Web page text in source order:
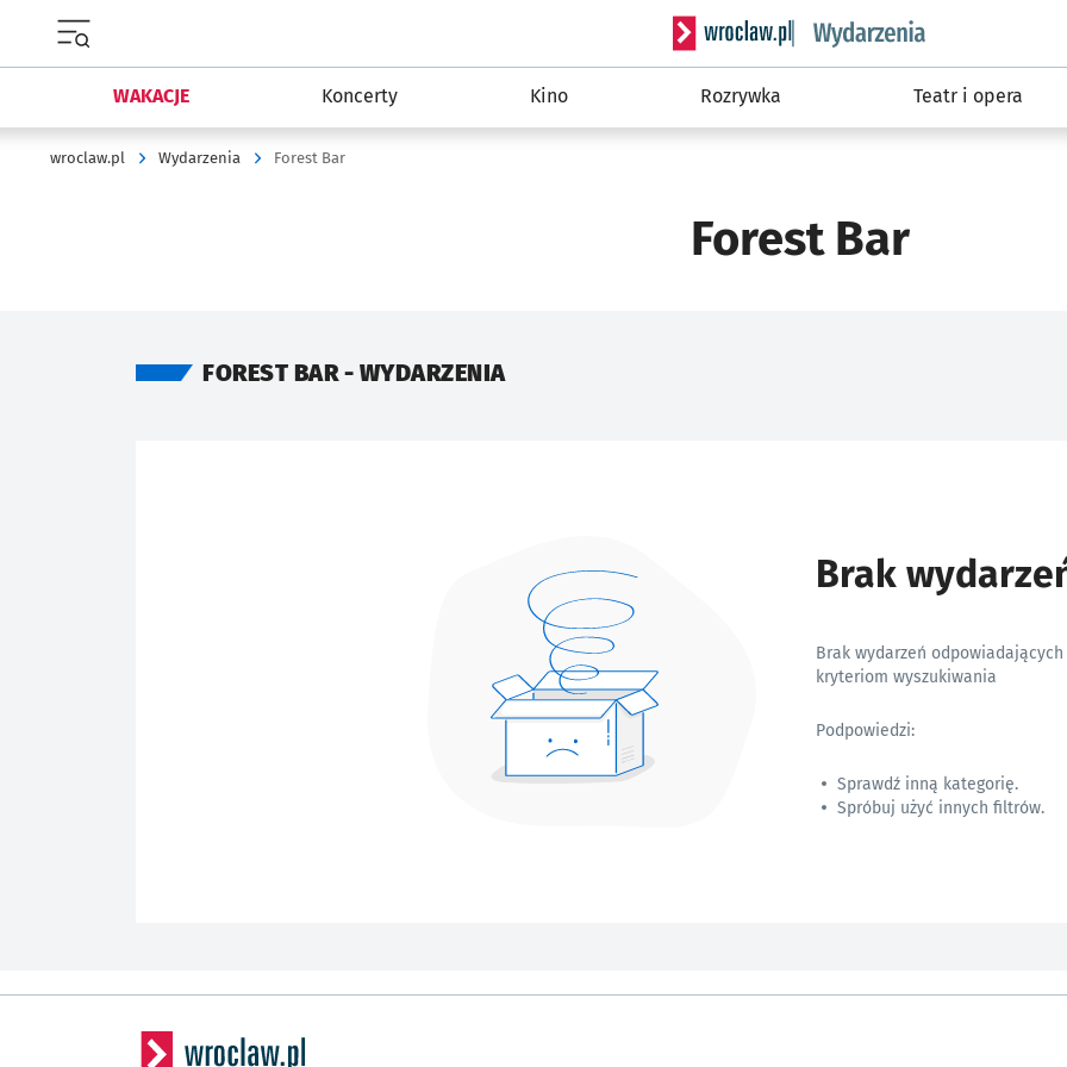
Serwis informacyjny wroclaw.pl podserwis:
WAKACJE Koncerty Kino Rozrywka Teatr i opera
wroclaw.pl Wydarzenia Forest Bar
Forest Bar
FOREST BAR - WYDARZENIA
Brak
Brak wydarzeń odpowiadających
kryteriom wyszukiwania
Podpowiedzi:
Sprawdź inną kategorię.
Spróbuj użyć innych filtrów.